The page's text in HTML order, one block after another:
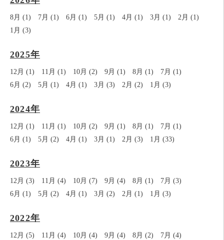
8月 (1) 7月 (1) 6月 (1) 5月 (1) 4月 (1) 3月 (1)
2月 (1)
1月 (3)
2025年
12月 (1) 11月 (1) 10月 (2) 9月 (1) 8月 (1)
7月 (1)
6月 (2)
5月 (1) 4月 (1) 3月 (3) 2月 (2) 1月 (3)
2024年
12月 (1) 11月 (1) 10月 (2) 9月 (1) 8月 (1)
7月 (1)
6月 (1)
5月 (2) 4月 (1) 3月 (1) 2月 (3) 1月 (33)
2023年
12月 (3) 11月 (4) 10月 (7) 9月 (4) 8月 (1)
7月 (3)
6月 (1)
5月 (2) 4月 (1) 3月 (2) 2月 (1) 1月 (3)
2022年
12月 (5) 11月 (4) 10月 (4) 9月 (4) 8月 (2)
7月 (4)